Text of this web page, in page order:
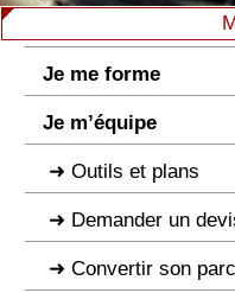
Je me forme
Je m’équipe
Outils et plans
Demander un
Convertir son